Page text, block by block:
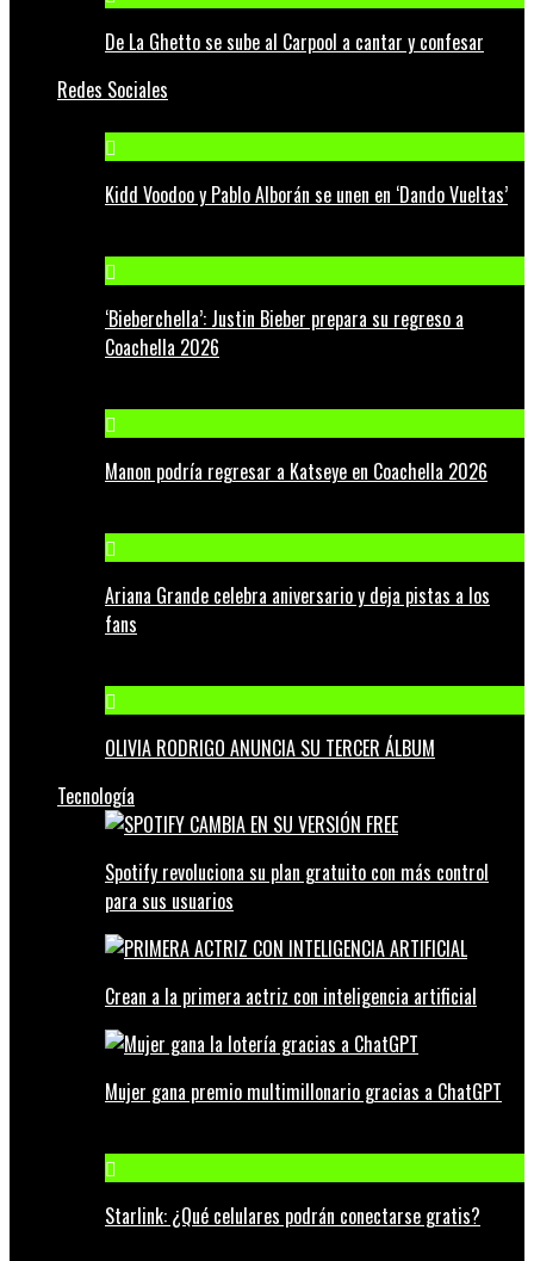
De La Ghetto se sube al Carpool a cantar y confesar
Redes Sociales
Kidd Voodoo y Pablo Alborán se unen en ‘Dando Vueltas’
‘Bieberchella’: Justin Bieber prepara su regreso a
Coachella 2026
Manon podría regresar a Katseye en Coachella 2026
Ariana Grande celebra aniversario y deja pistas a los
fans
OLIVIA RODRIGO ANUNCIA SU TERCER ÁLBUM
Tecnología
Spotify revoluciona su plan gratuito con más control
para sus usuarios
Crean a la primera actriz con inteligencia artificial
Mujer gana premio multimillonario gracias a ChatGPT
Starlink: ¿Qué celulares podrán conectarse gratis?